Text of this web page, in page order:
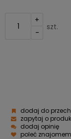
+
-
szt.
dodaj do
zapytaj o
dodaj opinię
poleć